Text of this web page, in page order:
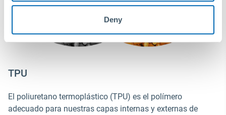
Deny
TPU
El poliuretano termoplástico (TPU) es el polímero
adecuado para nuestras capas internas y externas de